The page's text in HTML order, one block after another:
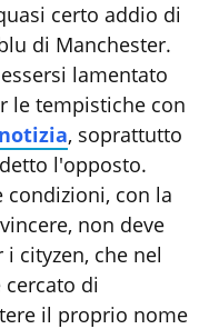
certo addio di
di Manchester.
lamentato
le tempistiche con
, soprattutto
l'opposto.
condizioni, con la
non deve
cityzen, che nel
di
il proprio nome